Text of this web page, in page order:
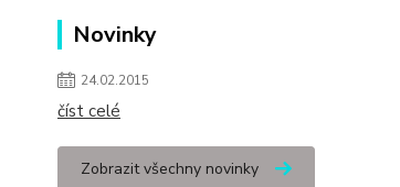
Novinky
24.02.2015
číst celé
Zobrazit všechny novinky